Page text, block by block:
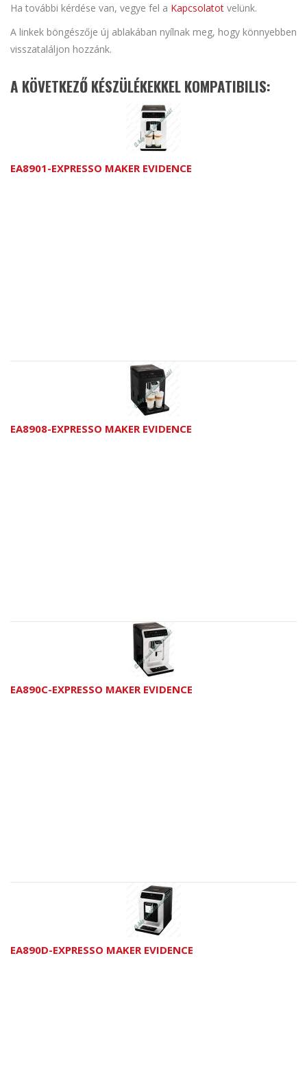
Ha további kérdése van, vegye fel a Kapcsolatot velünk.
A linkek böngészője új ablakában nyílnak meg, hogy könnyebben
visszataláljon hozzánk.
A KÖVETKEZŐ KÉSZÜLÉKEKKEL KOMPATIBILIS:
EA8901-EXPRESSO MAKER EVIDENCE
EA8908-EXPRESSO MAKER EVIDENCE
EA890C-EXPRESSO MAKER EVIDENCE
EA890D-EXPRESSO MAKER EVIDENCE